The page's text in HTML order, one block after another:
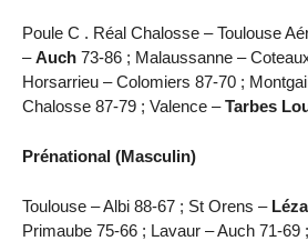
Poule C . Réal Chalosse – Toulouse
–Auch 73-86 ; Malaussanne –
Horsarrieu – Colomiers 87-70 ;
Chalosse 87-79 ; Valence –Tarbes
Prénational (Masculin)
Toulouse – Albi 88-67 ; St Orens –
Primaube 75-66 ; Lavaur – Auch 71-69